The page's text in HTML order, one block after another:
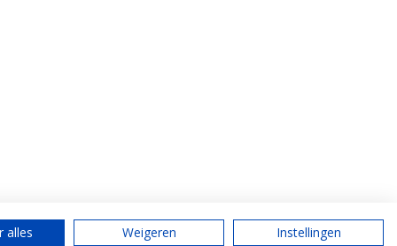
alles Weigeren Instellingen